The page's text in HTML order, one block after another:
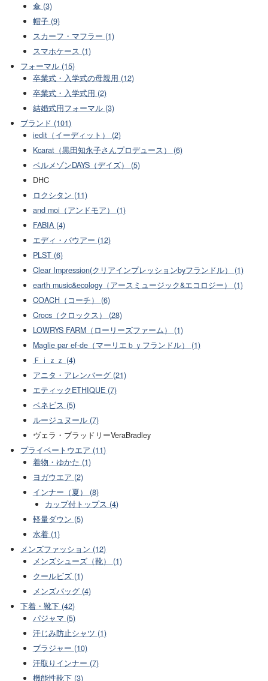
傘 (3)
帽子 (9)
スカーフ・マフラー (1)
スマホケース (1)
フォーマル (15)
卒業式・入学式の母親用 (12)
卒業式・入学式用 (2)
結婚式用フォーマル (3)
ブランド (101)
iedit（イーディット） (2)
Kcarat（黒田知永子さんプロデュース） (6)
ベルメゾンDAYS（デイズ） (5)
DHC
ロクシタン (11)
and moi（アンドモア） (1)
FABIA (4)
エディ・バウアー (12)
PLST (6)
Clear Impression(クリアインプレッションbyフランドル） (1)
earth music&ecology（アースミュージック&エコロジー） (1)
COACH（コーチ） (6)
Crocs（クロックス） (28)
LOWRYS FARM（ローリーズファーム） (1)
Maglie par ef-de（マーリエｂｙフランドル） (1)
Ｆｉｚｚ (4)
アニタ・アレンバーグ (21)
エティックETHIQUE (7)
ベネビス (5)
ルージュヌール (7)
ヴェラ・ブラッドリーVeraBradley
プライベートウエア (11)
着物・ゆかた (1)
ヨガウエア (2)
インナー（夏） (8)
カップ付トップス (4)
軽量ダウン (5)
水着 (1)
メンズファッション (12)
メンズシューズ（靴） (1)
クールビズ (1)
メンズバッグ (4)
下着・靴下 (42)
パジャマ (5)
汗じみ防止シャツ (1)
ブラジャー (10)
汗取りインナー (7)
機能性靴下 (3)